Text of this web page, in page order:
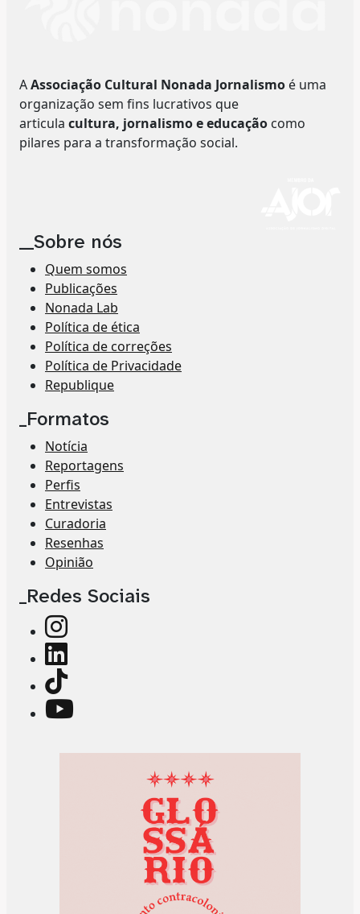
AAssociação Cultural Nonada Jornalismo é uma
organização sem fins lucrativos que
articula cultura, jornalismo e educação como
pilares para a transformação social.
__Sobre nós
Quem somos
Publicações
Nonada Lab
Política de ética
Política de correções
Política de Privacidade
Republique
_Formatos
Notícia
Reportagens
Perfis
Entrevistas
Curadoria
Resenhas
Opinião
_Redes Sociais